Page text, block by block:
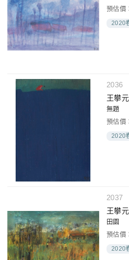
預估價
2020
2036
王攀元
無題
預估價
2020
2037
王攀元
田園
預估價
2020